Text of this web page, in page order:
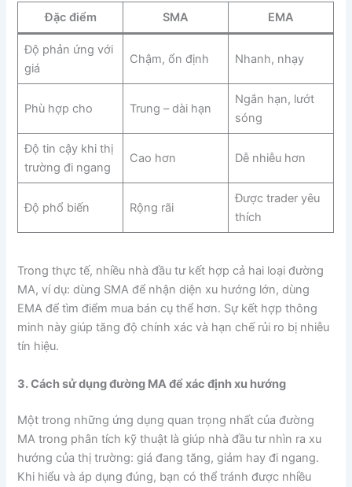
Đặc điểm SMA EMA
Độ phản ứng với
giá
Chậm, ổn định Nhanh, nhạy
Phù hợp cho Trung – dài hạn
Ngắn hạn, lướt
sóng
Độ tin cậy khi thị
trường đi ngang
Cao hơn Dễ nhiễu hơn
Độ phổ biến Rộng rãi
Được trader yêu
thích
Trong thực tế, nhiều nhà đầu tư kết hợp cả hai loại đường
MA, ví dụ: dùng SMA để nhận diện xu hướng lớn, dùng
EMA để tìm điểm mua bán cụ thể hơn. Sự kết hợp thông
minh này giúp tăng độ chính xác và hạn chế rủi ro bị nhiễu
tín hiệu.
3. Cách sử dụng đường MA để xác định xu hướng
Một trong những ứng dụng quan trọng nhất của đường
MA trong phân tích kỹ thuật là giúp nhà đầu tư nhìn ra xu
hướng của thị trường: giá đang tăng, giảm hay đi ngang.
Khi hiểu và áp dụng đúng, bạn có thể tránh được nhiều